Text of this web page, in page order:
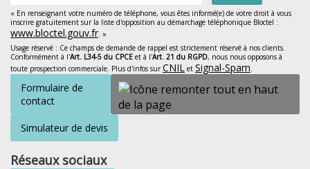
« En renseignant votre numéro de téléphone, vous êtes informé(e) de votre droit à vous
inscrire gratuitement sur la liste d'opposition au démarchage téléphonique Bloctel :
www.bloctel.gouv.fr . »
Usage réservé : Ce champs de demande de rappel est strictement réservé à nos clients.
Conformément à l'Art. L34-5 du CPCE et à l'Art. 21 du RGPD, nous nous opposons à
toute prospection commerciale. Plus d'infos surCNIL et Signal-Spam
Formulaire de
contact
Simulateur de devis
Réseaux sociaux